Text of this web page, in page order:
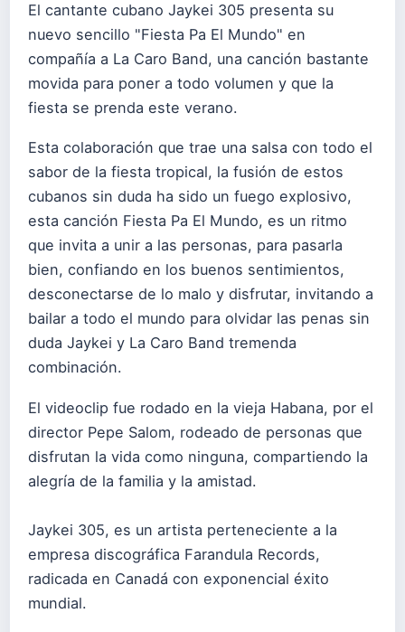
El cantante cubano Jaykei 305 presenta su
nuevo sencillo "Fiesta Pa El Mundo" en
compañía a La Caro Band, una canción bastante
movida para poner a todo volumen y que la
fiesta se prenda este verano.
Esta colaboración que trae una salsa con todo el
sabor de la fiesta tropical, la fusión de estos
cubanos sin duda ha sido un fuego explosivo,
esta canción Fiesta Pa El Mundo, es un ritmo
que invita a unir a las personas, para pasarla
bien, confiando en los buenos sentimientos,
desconectarse de lo malo y disfrutar, invitando a
bailar a todo el mundo para olvidar las penas sin
duda Jaykei y La Caro Band tremenda
combinación.
El videoclip fue rodado en la vieja Habana, por el
director Pepe Salom, rodeado de personas que
disfrutan la vida como ninguna, compartiendo la
alegría de la familia y la amistad.
Jaykei 305, es un artista perteneciente a la
empresa discográfica Farandula Records,
radicada en Canadá con exponencial éxito
mundial.